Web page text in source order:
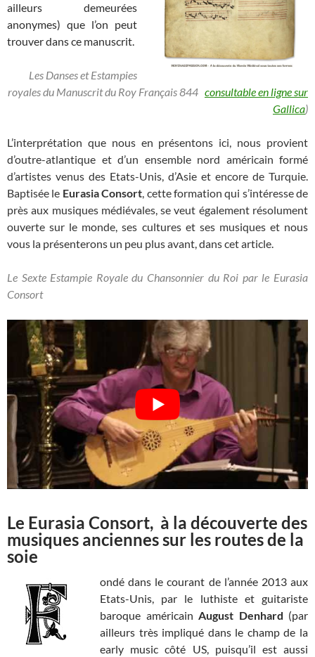
ailleurs demeurées
anonymes) que l’on peut
trouver dans ce manuscrit.
Les Danses et Estampies
royales du Manuscrit du Roy Français 844 consultable en ligne sur
Gallica)
L’interprétation que nous en présentons ici, nous provient
d’outre-atlantique et d’un ensemble nord américain formé
d’artistes venus des Etats-Unis, d’Asie et encore de Turquie.
Baptisée le Eurasia Consort, cette formation qui s’intéresse de
près aux musiques médiévales, se veut également résolument
ouverte sur le monde, ses cultures et ses musiques et nous
vous la présenterons un peu plus avant, dans cet article.
Le Sexte Estampie Royale du Chansonnier du Roi par le Eurasia
Consort
Le Eurasia Consort, à la découverte des
musiques anciennes sur les routes de la
soie
ondé dans le courant de l’année 2013 aux
Etats-Unis, par le luthiste et guitariste
baroque américain August Denhard (par
ailleurs très impliqué dans le champ de la
early music côté US, puisqu’il est aussi